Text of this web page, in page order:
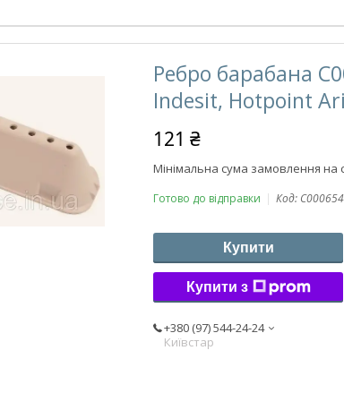
Ребро барабана
Indesit, Hotpoint
121 ₴
Мінімальна сума замовлення на
Готово до відправки Код:
Купити
Купити з
+380 (97) 544-24-24
Київстар